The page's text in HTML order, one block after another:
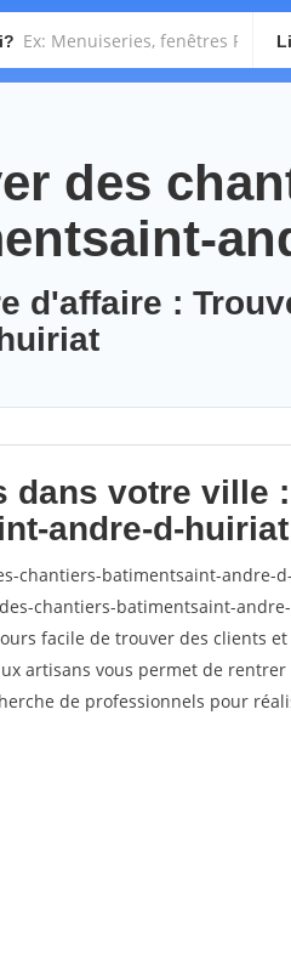
des
d'affaire :
dans votre ville
andre-d-huiriat
chantiers-batimentsaint-andre-
chantiers-batimentsaint-
facile de trouver des clients
artisans vous permet de
de professionnels pour